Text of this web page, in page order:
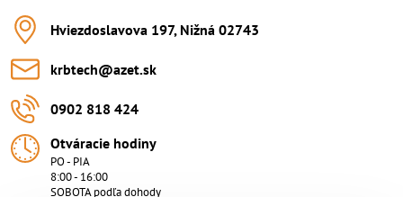
Hviezdoslavova 197, Nižná 02743
krbtech​@azet​.sk
0902 818 424
Otváracie hodiny
PO - PIA
8:00 - 16:00
SOBOTA podľa dohody